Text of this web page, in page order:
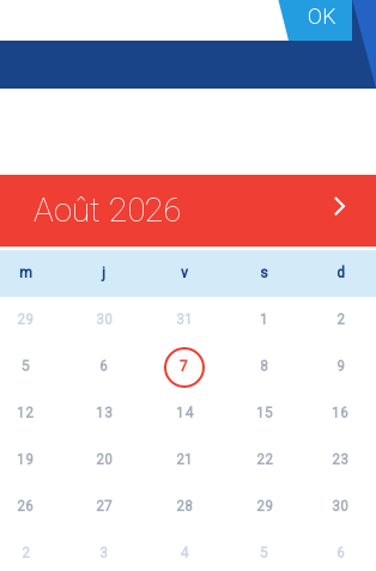
OK
Août 2026
m j v s d
29 30 31 1 2
5 6 7 8 9
12 13 14 15 16
19 20 21 22 23
26 27 28 29 30
2 3 4 5 6